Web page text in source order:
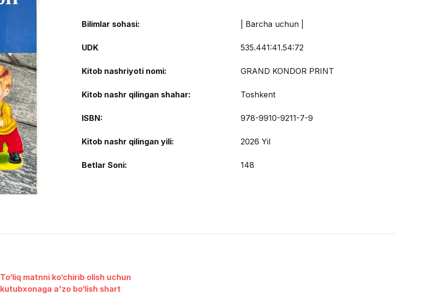
Bilimlar sohasi: | Barcha uchun |
UDK 535.441:41.54:72
Kitob nashriyoti nomi: GRAND KONDOR PRINT
Kitob nashr qilingan shahar: Toshkent
ISBN: 978-9910-9211-7-9
Kitob nashr qilingan yili: 2026 Yil
Betlar Soni: 148
To‘liq matnni ko‘chirib olish uchun
kutubxonaga a'zo bo‘lish shart